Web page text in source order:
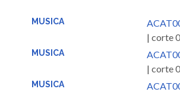
MUSICA
| corte
MUSICA
| corte
MUSICA